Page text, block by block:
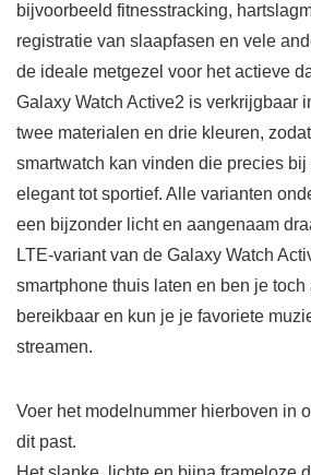
bijvoorbeeld fitnesstracking,
registratie van slaapfasen en vele
de ideale metgezel voor het actieve
Galaxy Watch Active2 is verkrijgbaar
twee materialen en drie kleuren,
smartwatch kan vinden die precies
elegant tot sportief. Alle varianten
een bijzonder licht en aangenaam
LTE-variant van de Galaxy Watch
smartphone thuis laten en ben je toch
bereikbaar en kun je je favoriete
streamen.
Voer het modelnummer hierboven in
dit past.